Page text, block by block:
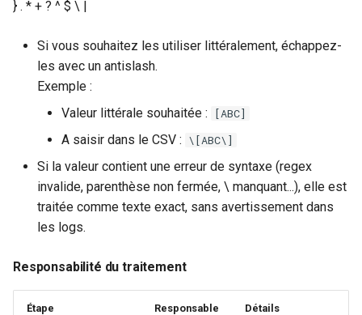
} . * + ? ^ $ \ |
Si vous souhaitez les utiliser littéralement, échappez-
les avec un antislash.
Exemple :
Valeur littérale souhaitée :
[ABC]
A saisir dans le CSV : \[ABC\]
Si la valeur contient une erreur de syntaxe (regex
invalide, parenthèse non fermée, \ manquant...), elle est
traitée comme texte exact, sans avertissement dans
les logs.
Responsabilité du traitement
Étape Responsable Détails